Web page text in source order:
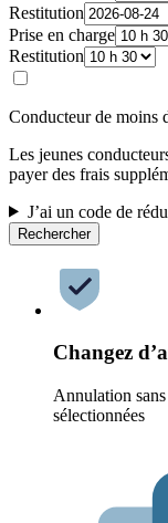
Restitution
Prise en charge
Restitution
Conducteur de moins
Les jeunes
payer des frais
J’ai un code de
Rechercher
Changez
Annulation
sélectionnées